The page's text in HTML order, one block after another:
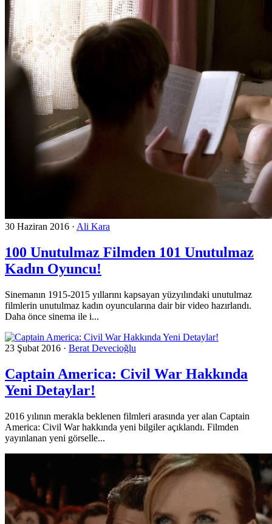
30 Haziran 2016 · Ali Kara
100 Unutulmaz Filmden 101 Unutulmaz
Kadın Oyuncu!
Sinemanın 1915-2015 yıllarını kapsayan yüzyılındaki unutulmaz
filmlerin unutulmaz kadın oyuncularına dair bir video hazırlandı.
Daha önce sinema ile i...
23 Şubat 2016 · Berat Devecioğlu
Captain America: Civil War Hakkında
Yeni Detaylar!
2016 yılının merakla beklenen filmleri arasında yer alan Captain
America: Civil War hakkında yeni bilgiler açıklandı. Filmden
yayınlanan yeni görselle...